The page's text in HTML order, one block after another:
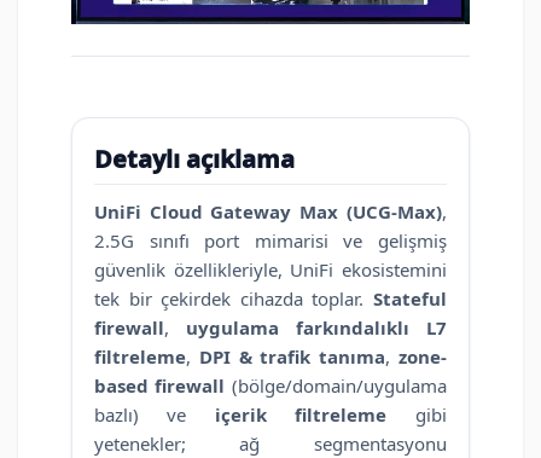
Detaylı açıklama
UniFi Cloud Gateway Max (UCG-Max),
2.5G sınıfı port mimarisi ve gelişmiş
güvenlik özellikleriyle, UniFi ekosistemini
tek bir çekirdek cihazda toplar. Stateful
firewall, uygulama farkındalıklı L7
filtreleme, DPI & trafik tanıma, zone-
based firewall (bölge/domain/uygulama
bazlı) ve içerik filtreleme gibi
yetenekler; ağ segmentasyonu